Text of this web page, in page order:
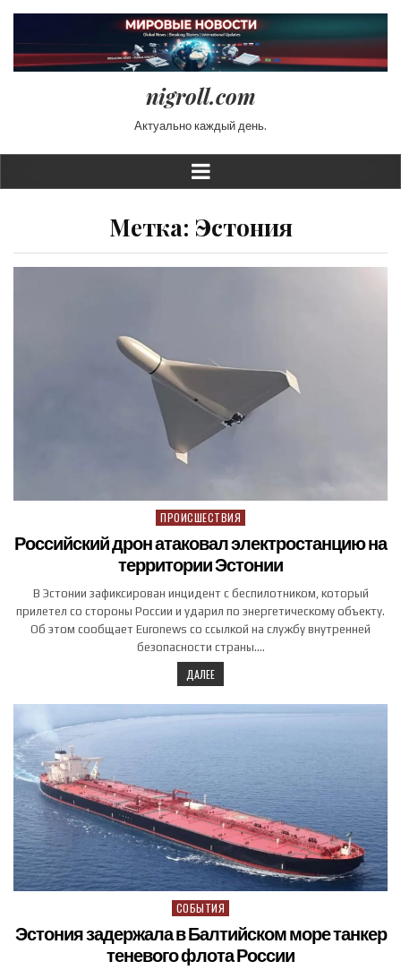
nigroll.com
Актуально каждый день.
Метка: Эстония
Posted in
ПРОИСШЕСТВИЯ
Российский дрон атаковал электростанцию на
территории Эстонии
В Эстонии зафиксирован инцидент с беспилотником, который
прилетел со стороны России и ударил по энергетическому объекту.
Об этом сообщает Еuronews со ссылкой на службу внутренней
безопасности страны….
ДАЛЕЕ
Posted in
СОБЫТИЯ
Эстония задержала в Балтийском море танкер
теневого флота России